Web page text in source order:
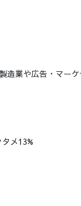
造業や広告・マー
メ13%